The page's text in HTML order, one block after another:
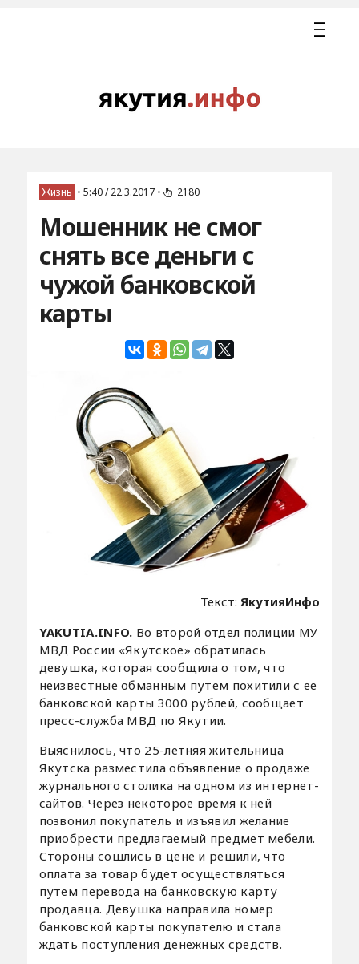
Жизнь • 5:40 / 22.3.2017 • 2180
Мошенник не смог
снять все деньги с
чужой банковской
карты
Текст: ЯкутияИнфо
YAKUTIA.INFO. Во второй отдел полиции МУ
МВД России «Якутское» обратилась
девушка, которая сообщила о том, что
неизвестные обманным путем похитили с ее
банковской карты 3000 рублей, сообщает
пресс-служба МВД по Якутии.
Выяснилось, что 25-летняя жительница
Якутска разместила объявление о продаже
журнального столика на одном из интернет-
сайтов. Через некоторое время к ней
позвонил покупатель и изъявил желание
приобрести предлагаемый предмет мебели.
Стороны сошлись в цене и решили, что
оплата за товар будет осуществляться
путем перевода на банковскую карту
продавца. Девушка направила номер
банковской карты покупателю и стала
ждать поступления денежных средств.